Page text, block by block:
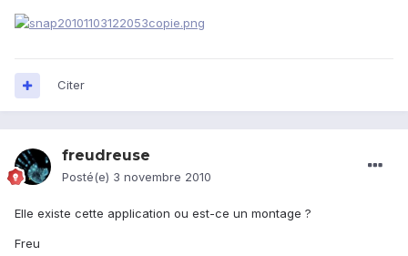
Citer
freudreuse
Posté(e) 3 novembre 2010
Elle existe cette application ou est-ce un montage ?
Freu